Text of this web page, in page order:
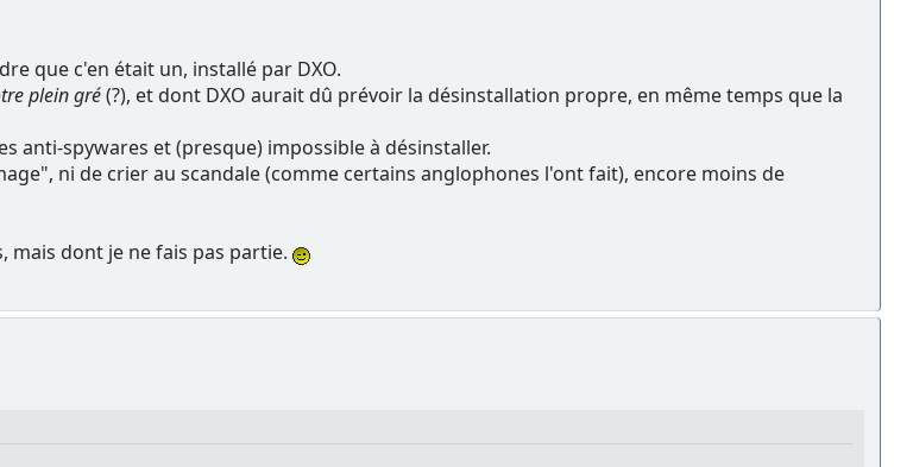
que c'en était un, installé par DXO.
plein gré(?), et dont DXO aurait dû prévoir la désinstallation propre, en même temps que la
anti-spywares et (presque) impossible à désinstaller.
ni de crier au scandale (comme certains anglophones l'ont fait), encore moins de
mais dont je ne fais pas partie.